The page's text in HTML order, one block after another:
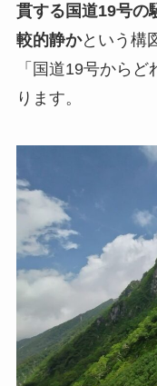
貫する国道19号の
較的静かという構
「国道19号から
ります。